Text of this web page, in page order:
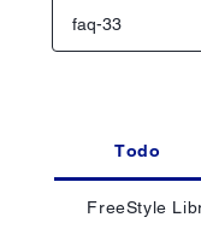
Todo
FreeStyle